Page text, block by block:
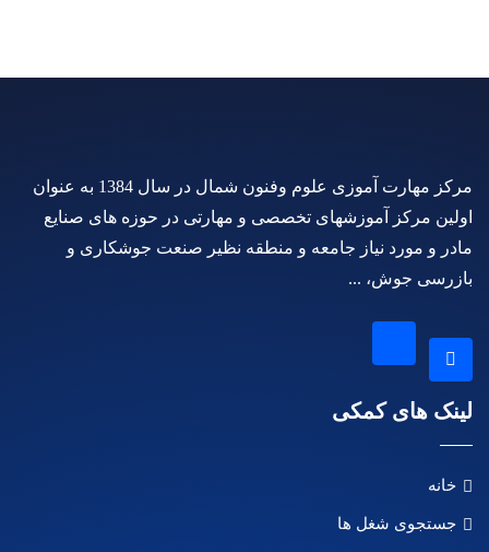
مرکز مهارت آموزی علوم وفنون شمال در سال 1384 به عنوان
اولین مرکز آموزشهای تخصصی و مهارتی در حوزه های صنایع
مادر و مورد نیاز جامعه و منطقه نظیر صنعت جوشکاری و
بازرسی جوش، ...
لینک های کمکی
خانه
جستجوی شغل ها